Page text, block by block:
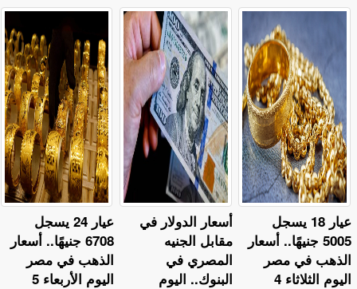
عيار 24 يسجل
6708 جنيهًا.. أسعار
الذهب في مصر
اليوم الأربعاء 5
أسعار الدولار في
مقابل الجنيه
المصري في
البنوك.. اليوم
عيار 18 يسجل
5005 جنيهًا.. أسعار
الذهب في مصر
اليوم الثلاثاء 4